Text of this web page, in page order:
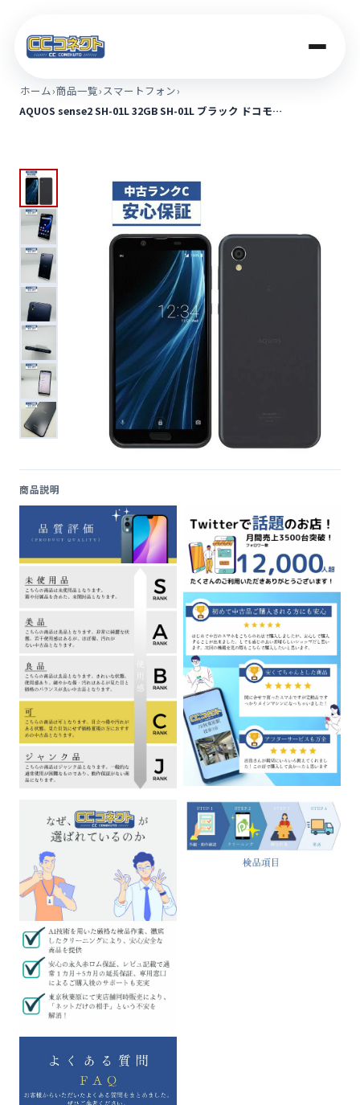
商品一覧
店舗案内
法人のお客さま
コラム
便利ツール
お問い合わせ
ログインする
ホーム›商品一覧›スマートフォン›
AQUOS sense2 SH-01L 32GB SH-01L ブラック ドコモ…
商品説明